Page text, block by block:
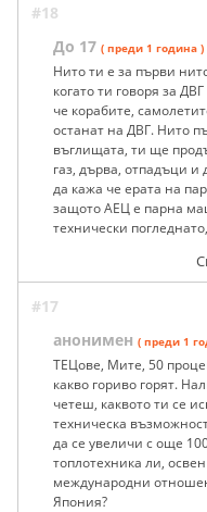
#18
До 17 ( преди 1 година )
Нито ти е за първи
когато ти говоря за
че корабите,
останат на ДВГ. Нито
въглищата, ти ще
газ, дърва, отпадъци и
да кажа че ерата на
защото АЕЦ е парна
технически
#17
анонимен ( преди 1
ТЕЦове, Мите, 50
какво гориво горят.
четеш, каквото ти се
техническа
да се увеличи с още
топлотехника ли,
международни
Япония?